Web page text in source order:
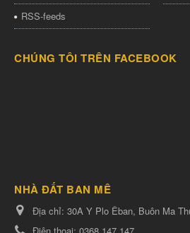
RSS-feeds
CHÚNG TÔI TRÊN FACEBOOK
NHÀ ĐẤT BAN MÊ
Địa chỉ: 30A Y Plo Êban, Buôn Ma